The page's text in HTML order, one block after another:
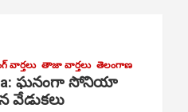
వార్తలు తాజా వార్తలు తెలంగాణ
ఘ‌నంగా సోనియా
వేడుక‌లు